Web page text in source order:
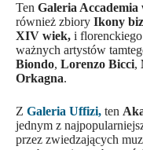
Ten Galeria
również zbiory Ikony
XIV wiek, i florenckiego
ważnych artystów
Biondo, Lorenzo Bicci,
Orkagna.
Z Galeria Uffizi, ten
jednym z
przez zwiedzających